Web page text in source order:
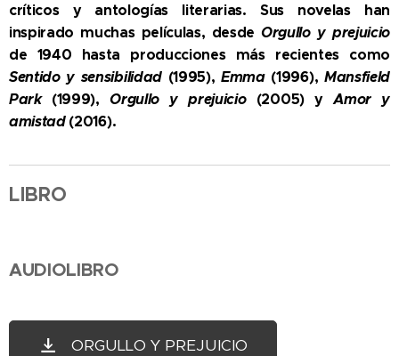
críticos y antologías literarias. Sus novelas han
inspirado muchas películas, desdeOrgullo y prejuicio
de 1940 hasta producciones más recientes como
Sentido y sensibilidad(1995),Emma(1996), Mansfield
Park(1999),Orgullo y prejuicio(2005) yAmor y
amistad(2016).
LIBRO
AUDIOLIBRO
ORGULLO Y PREJUICIO